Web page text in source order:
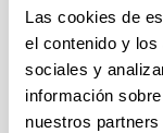
Las cookies de
el contenido y
sociales y
información
nuestros
PIFG22/53:
Plazo de
Se ha publicado